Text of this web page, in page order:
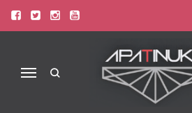
Navigacija
PREKIŲ PAIEŠKA -
Prekių paieška